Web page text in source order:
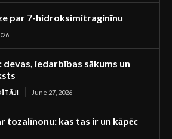
par 7-hidroksimitraginīnu
devas, iedarbības sākums un
June 27, 2026
tozalīnonu: kas tas ir un kāpēc